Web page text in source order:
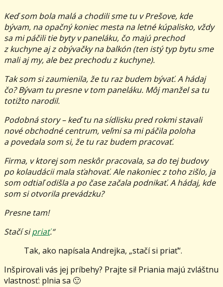
Keď som bola malá a chodili sme tu v Prešove, kde
bývam, na opačný koniec mesta na letné kúpalisko, vždy
sa mi páčili tie byty v paneláku, čo majú prechod
z kuchyne aj z obývačky na balkón (ten istý typ bytu sme
mali aj my, ale bez prechodu z kuchyne).
Tak som si zaumienila, že tu raz budem bývať. A hádaj
čo? Bývam tu presne v tom paneláku. Môj manžel sa tu
totižto narodil.
Podobná story – keď tu na sídlisku pred rokmi stavali
nové obchodné centrum, veľmi sa mi páčila poloha
a povedala som si, že tu raz budem pracovať.
Firma, v ktorej som neskôr pracovala, sa do tej budovy
po kolaudácii mala sťahovať. Ale nakoniec z toho zišlo, ja
som odtiaľ odišla a po čase začala podnikať. A hádaj, kde
som si otvorila prevádzku?
Presne tam!
Stačí sipriať.“
Tak, ako napísala Andrejka, „stačí si priať“.
Inšpirovali vás jej príbehy? Prajte si! Priania majú zvláštnu
vlastnosť: plnia sa 🙂